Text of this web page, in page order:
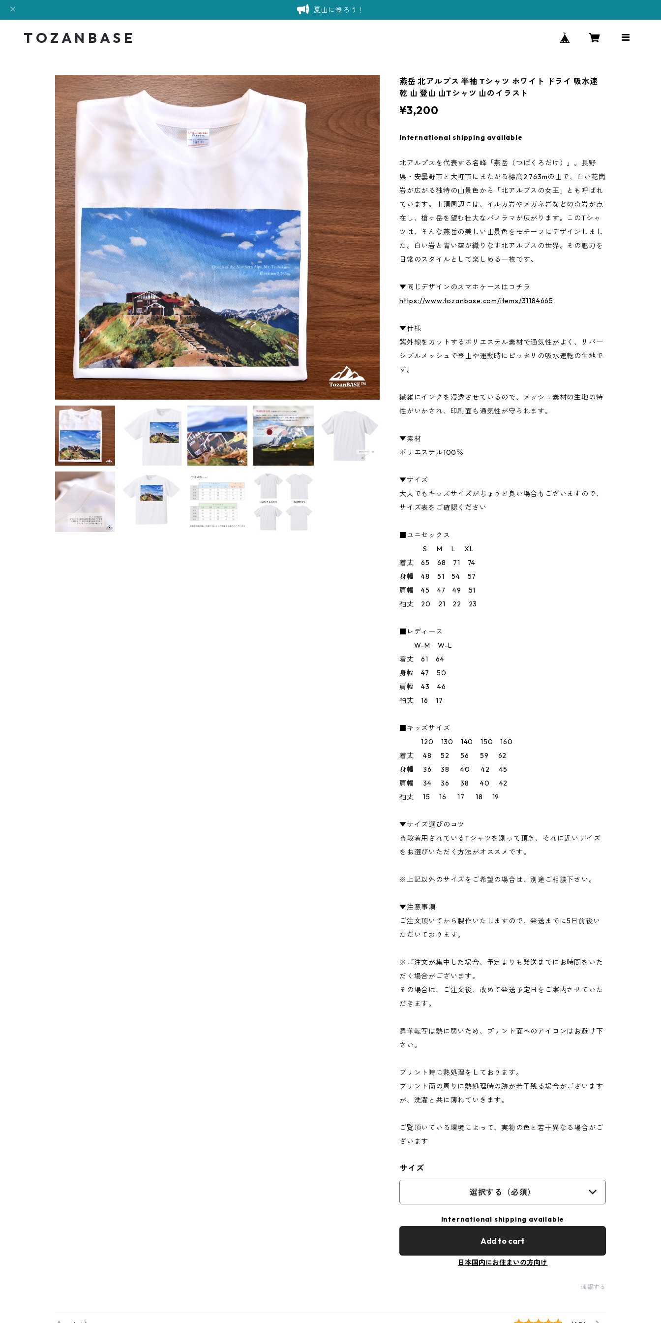
夏山に登ろう！
T O Z A N B A S E
燕岳 北アルプス 半袖 Tシャツ ホワイト ドライ 吸水速
乾 山 登山 山Tシャツ 山のイラスト
¥3,200
International shipping available
北アルプスを代表する名峰「燕岳（つばくろだけ）」。長野
県・安曇野市と大町市にまたがる標高2,763mの山で、白い花崗
岩が広がる独特の山景色から「北アルプスの女王」とも呼ばれ
ています。山頂周辺には、イルカ岩やメガネ岩などの奇岩が点
在し、槍ヶ岳を望む壮大なパノラマが広がります。このTシャ
ツは、そんな燕岳の美しい山景色をモチーフにデザインしまし
た。白い岩と青い空が織りなす北アルプスの世界。その魅力を
日常のスタイルとして楽しめる一枚です。
▼同じデザインのスマホケースはコチラ
https://www.tozanbase.com/items/31184665
▼仕様
紫外線をカットするポリエステル素材で通気性がよく、リバー
シブルメッシュで登山や運動時にピッタリの吸水速乾の生地で
す。
繊維にインクを浸透させているので、メッシュ素材の生地の特
性がいかされ、印刷面も通気性が守られます。
▼素材
ポリエステル100％
▼サイズ
大人でもキッズサイズがちょうど良い場合もございますので、
サイズ表をご確認ください
■ユニセックス
S M L XL
着丈 65 68 71 74
身幅 48 51 54 57
肩幅 45 47 49 51
袖丈 20 21 22 23
■レディース
W-M W-L
着丈 61 64
身幅 47 50
肩幅 43 46
袖丈 16 17
■キッズサイズ
120 130 140 150 160
着丈 48 52 56 59 62
身幅 36 38 40 42 45
肩幅 34 36 38 40 42
袖丈 15 16 17 18 19
▼サイズ選びのコツ
普段着用されているTシャツを測って頂き、それに近いサイズ
をお選びいただく方法がオススメです。
※上記以外のサイズをご希望の場合は、別途ご相談下さい。
▼注意事項
ご注文頂いてから製作いたしますので、発送までに5日前後い
ただいております。
※ご注文が集中した場合、予定よりも発送までにお時間をいた
だく場合がございます。
その場合は、ご注文後、改めて発送予定日をご案内させていた
だきます。
昇華転写は熱に弱いため、プリント面へのアイロンはお避け下
さい。
プリント時に熱処理をしております。
プリント面の周りに熱処理時の跡が若干残る場合がございます
が、洗濯と共に薄れていきます。
ご覧頂いている環境によって、実物の色と若干異なる場合がご
ざいます
サイズ
選択する（必須）
International shipping available
Add to cart
日本国内にお住まいの方向け
通報する